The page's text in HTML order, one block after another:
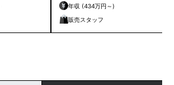
年収 (434万円～)
販売スタッフ